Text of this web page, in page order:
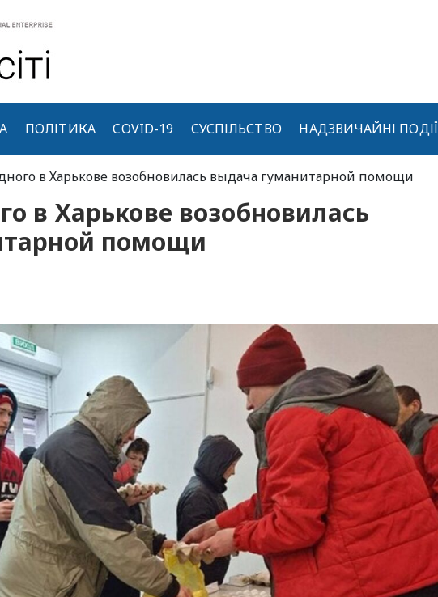
ПОЛІТИКА COVID-19 СУСПІЛЬСТВО НАДЗВИЧАЙНІ ПОДІЇ
в Харькове возобновилась выдача гуманитарной помощи
в Харькове возобновилась
помощи